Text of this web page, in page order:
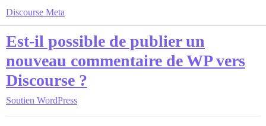
Discourse Meta
Est-il possible de publier un
nouveau commentaire de WP vers
Discourse ?
Soutien WordPress